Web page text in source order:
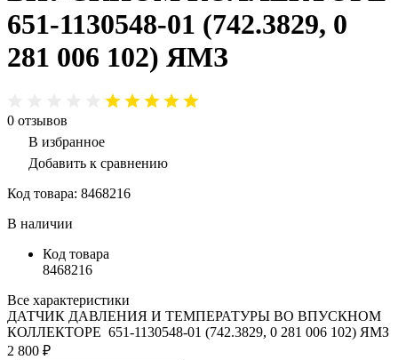
651-1130548-01 (742.3829, 0
281 006 102) ЯМЗ
0 отзывов
В избранное
Добавить к сравнению
Код товара: 8468216
В наличии
Код товара
8468216
Все характеристики
ДАТЧИК ДАВЛЕНИЯ И ТЕМПЕРАТУРЫ ВО ВПУСКНОМ
КОЛЛЕКТОРЕ 651-1130548-01 (742.3829, 0 281 006 102) ЯМЗ
2 800 ₽